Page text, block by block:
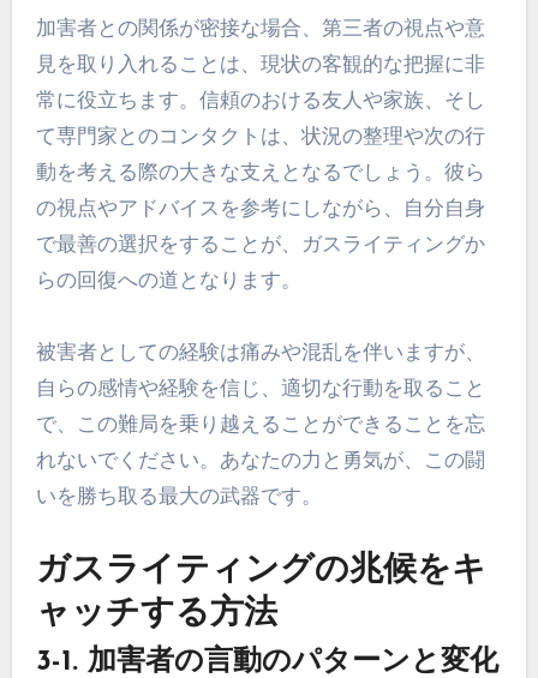
加害者との関係が密接な場合、第三者の視点や意
見を取り入れることは、現状の客観的な把握に非
常に役立ちます。信頼のおける友人や家族、そし
て専門家とのコンタクトは、状況の整理や次の行
動を考える際の大きな支えとなるでしょう。彼ら
の視点やアドバイスを参考にしながら、自分自身
で最善の選択をすることが、ガスライティングか
らの回復への道となります。
被害者としての経験は痛みや混乱を伴いますが、
自らの感情や経験を信じ、適切な行動を取ること
で、この難局を乗り越えることができることを忘
れないでください。あなたの力と勇気が、この闘
いを勝ち取る最大の武器です。
ガスライティングの兆候をキ
ャッチする方法
3-1. 加害者の言動のパターンと変化